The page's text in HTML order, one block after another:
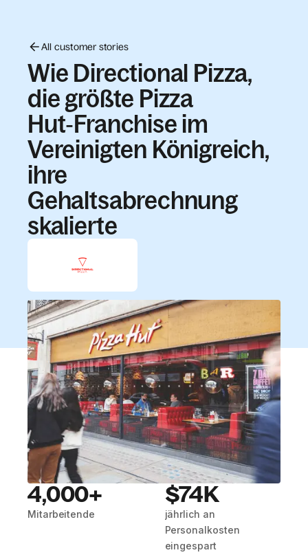
All customer stories
Wie Directional Pizza,
die größte Pizza
Hut‑Franchise im
Vereinigten Königreich,
ihre
Gehaltsabrechnung
skalierte
4,000+
Mitarbeitende
$74K
jährlich an
Personalkosten
eingespart